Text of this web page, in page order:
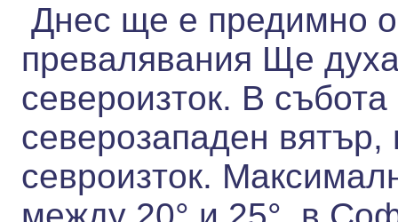
Днес ще е предимно
превалявания Ще
североизток. В
северозападен
севроизток.